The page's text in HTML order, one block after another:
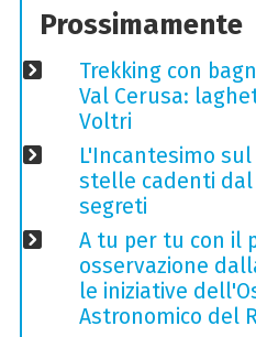
Prossimamente
Trekking con
Val Cerusa:
Voltri
L'Incantesimo
stelle cadenti
segreti
A tu per tu con il
osservazione
le iniziative
Astronomico del